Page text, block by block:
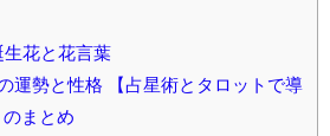
生花と花言葉
運勢と性格 【占星術とタロットで導
まとめ